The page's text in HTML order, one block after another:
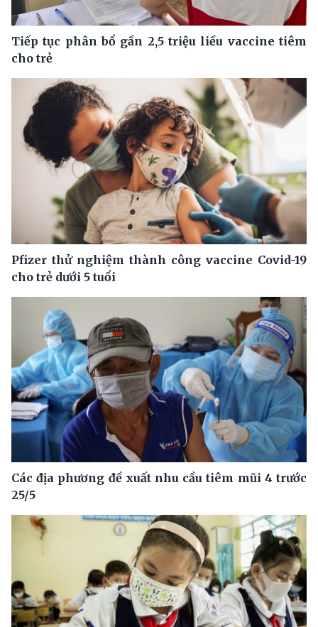
Tiếp tục phân bổ gần 2,5 triệu liều vaccine tiêm
cho trẻ
Pfizer thử nghiệm thành công vaccine Covid-19
cho trẻ dưới 5 tuổi
Các địa phương đề xuất nhu cầu tiêm mũi 4 trước
25/5